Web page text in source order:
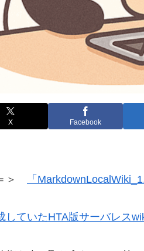
X Facebook
＞ 「
していたHTA版サーバレス